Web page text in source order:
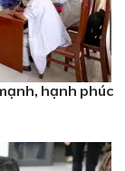
hạnh phúc